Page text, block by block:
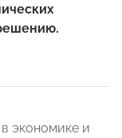
экономике и